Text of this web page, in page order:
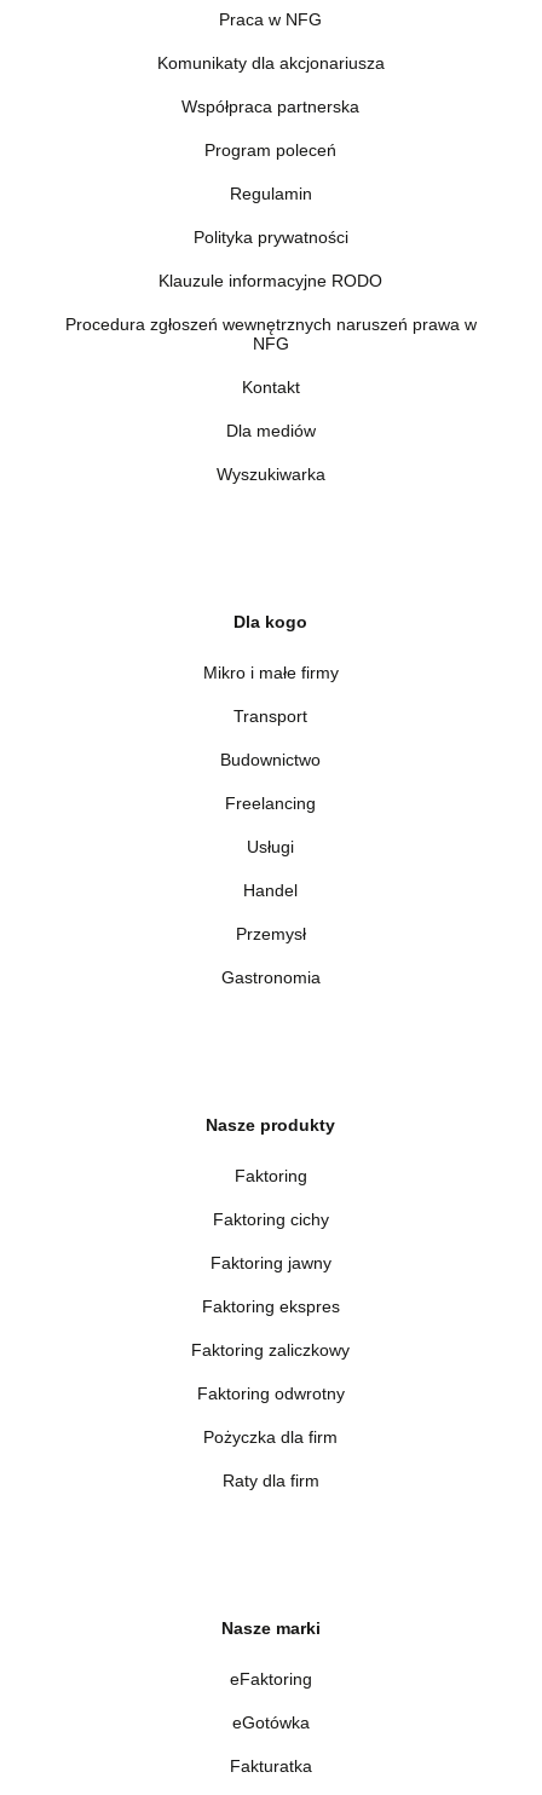
Praca w NFG
Komunikaty dla akcjonariusza
Współpraca partnerska
Program poleceń
Regulamin
Polityka prywatności
Klauzule informacyjne RODO
Procedura zgłoszeń wewnętrznych naruszeń prawa w
NFG
Kontakt
Dla mediów
Wyszukiwarka
Dla kogo
Mikro i małe firmy
Transport
Budownictwo
Freelancing
Usługi
Handel
Przemysł
Gastronomia
Nasze produkty
Faktoring
Faktoring cichy
Faktoring jawny
Faktoring ekspres
Faktoring zaliczkowy
Faktoring odwrotny
Pożyczka dla firm
Raty dla firm
Nasze marki
eFaktoring
eGotówka
Fakturatka